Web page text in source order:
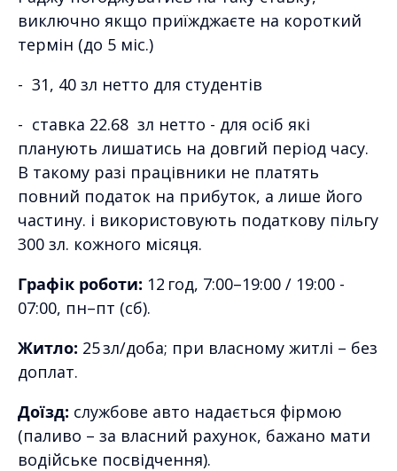
виключно якщо приїжджаєте на короткий
термін (до 5 міс.)
- 31, 40 зл нетто для студентів
- ставка 22.68 зл нетто - для осіб які
планують лишатись на довгий період часу.
В такому разі працівники не платять
повний податок на прибуток, а лише його
частину. і використовують податкову пільгу
300 зл. кожного місяця.
Графік роботи: 12 год, 7:00–19:00 / 19:00 -
07:00, пн–пт (сб).
Житло: 25 зл/доба; при власному житлі – без
доплат.
Доїзд: службове авто надається фірмою
(паливо – за власний рахунок, бажано мати
водійське посвідчення).